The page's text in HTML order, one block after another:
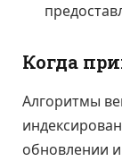
Когда
Алгоритмы
обновлении